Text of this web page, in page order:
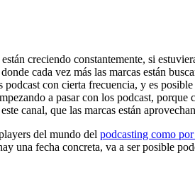
creciendo constantemente, si
cada vez más las marcas están
con cierta frecuencia, y es
a pasar con los podcast, porque
canal, que las marcas están
del mundo del podcasting como
una fecha concreta, va a ser posible